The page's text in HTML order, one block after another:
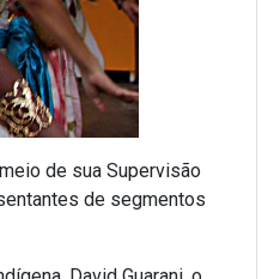
de sua Supervisão
de segmentos